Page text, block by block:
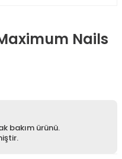
Nails
bakım ürünü.